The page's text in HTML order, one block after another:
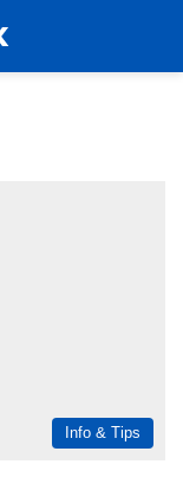
Info & Tips